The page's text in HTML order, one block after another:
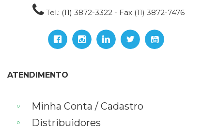
Tel.: (11) 3872-3322 - Fax (11) 3872-7476
ATENDIMENTO
Minha Conta / Cadastro
Distribuidores